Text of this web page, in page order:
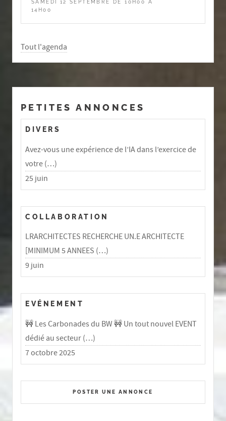
SAMEDI 12 SEPTEMBRE DE 10H00 À
14H00
Tout l'agenda
PETITES ANNONCES
DIVERS
Avez-vous une expérience de l’IA dans l’exercice de
votre (…)
25 juin
COLLABORATION
LRARCHITECTES RECHERCHE UN.E ARCHITECTE
[MINIMUM 5 ANNEES (…)
9 juin
EVÉNEMENT
🚧 Les Carbonades du BW 🚧 Un tout nouvel EVENT
dédié au secteur (…)
7 octobre 2025
POSTER UNE ANNONCE